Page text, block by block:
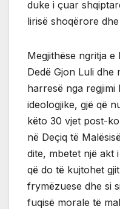
duke i çuar
lirisë shoqërore
Megjithëse ngritja
Dedë Gjon Luli dhe
harresë nga
ideologjike, gjë që
këto 30 vjet post-
në Deçiq të
dite, mbetet një akt
që do të kujtohet
frymëzuese dhe si
fuqisë morale të